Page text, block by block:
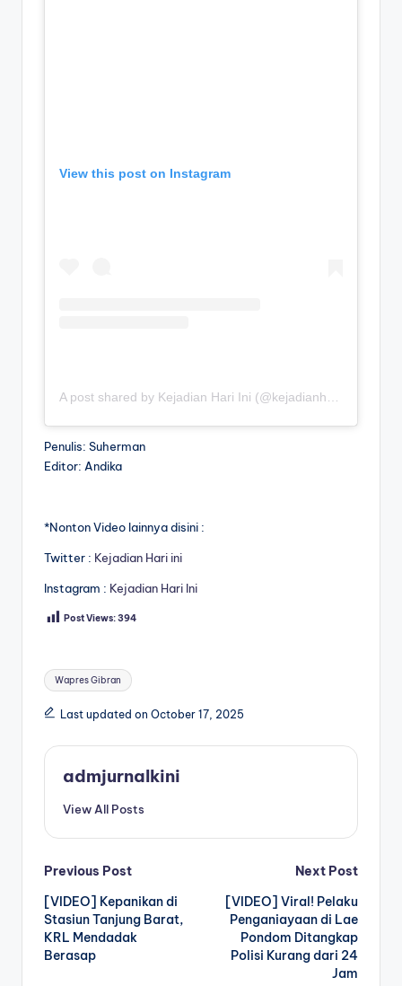
View this post on Instagram
Penulis: Suherman
Editor: Andika
*Nonton Video lainnya disini :
Twitter : Kejadian Hari ini
Instagram : Kejadian Hari Ini
Post Views:394
Tags:
Wapres Gibran
Last updated on October 17, 2025
admjurnalkini
View All Posts
Post
navigation
Previous Post
[VIDEO] Kepanikan di
Stasiun Tanjung Barat,
KRL Mendadak
Berasap
Next Post
[VIDEO] Viral! Pelaku
Penganiayaan di Lae
Pondom Ditangkap
Polisi Kurang dari 24
Jam